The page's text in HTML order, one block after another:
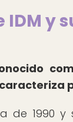
IDM y
de 1990 y